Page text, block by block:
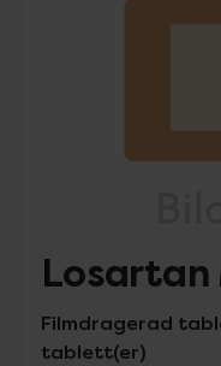
Losartan
Filmdragerad
tablett(er)